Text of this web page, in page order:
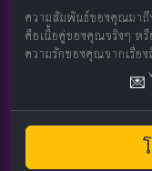
ความสัมพันธ์ของคุณมาถึ
คือเนื้อคู่ของคุณจริงๆ หรื
ความรักของคุณจากเรื่อ
💌